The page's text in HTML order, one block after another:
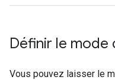
Définir le mode
Vous pouvez laisser le